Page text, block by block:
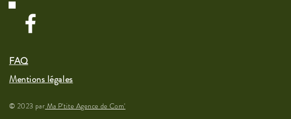
FAQ
Mentions légales
© 2023 par Ma P'tite Agence de Com'